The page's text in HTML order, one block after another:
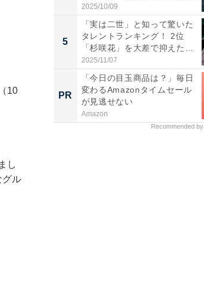
10
し
グル
2025/10/09
5
「実は二世」と知って驚いた
タレントランキング！ 2位
「杉咲花」を大差で抑えた1
位...
2025/11/07
PR
「今日の目玉商品は？」毎日
変わるAmazonタイムセール
が見逃せない
Amazon
Recommended by